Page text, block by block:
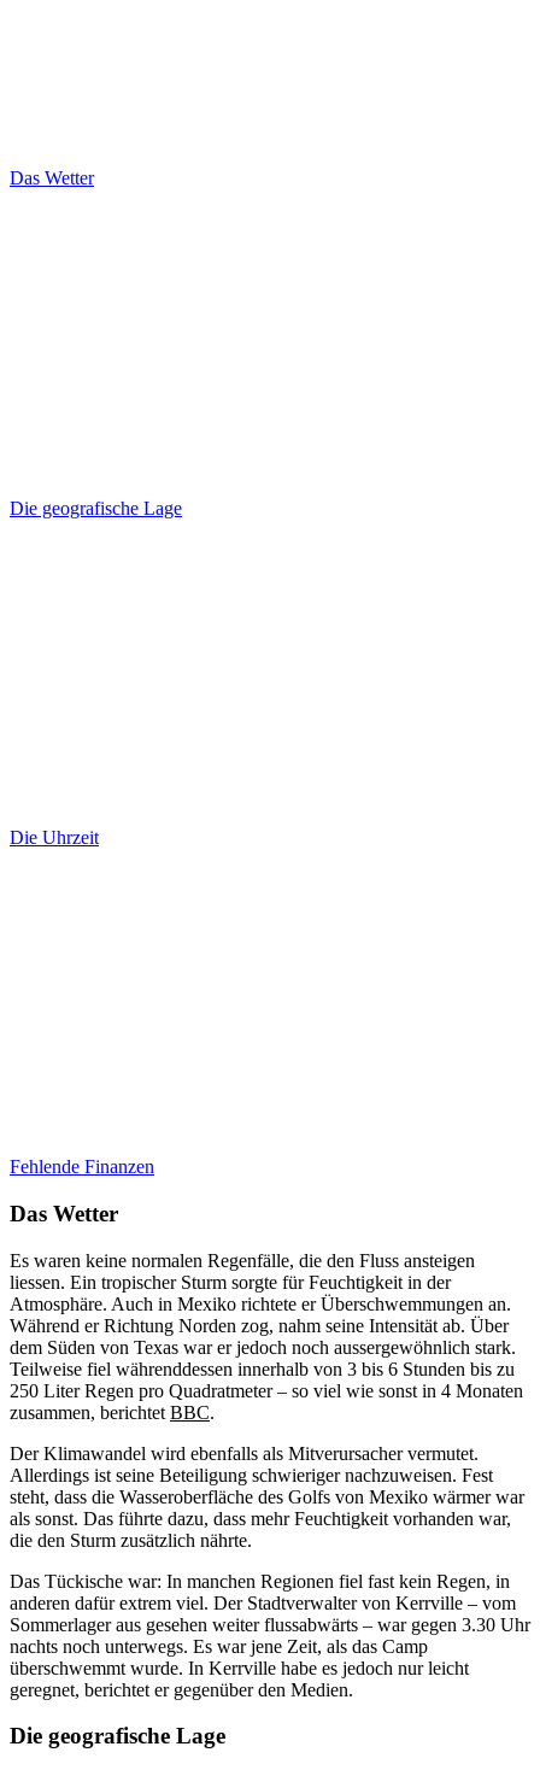
Das Wetter
Die geografische Lage
Die Uhrzeit
Fehlende Finanzen
Das Wetter
Es waren keine normalen Regenfälle, die den Fluss ansteigen
liessen. Ein tropischer Sturm sorgte für Feuchtigkeit in der
Atmosphäre. Auch in Mexiko richtete er Überschwemmungen an.
Während er Richtung Norden zog, nahm seine Intensität ab. Über
dem Süden von Texas war er jedoch noch aussergewöhnlich stark.
Teilweise fiel währenddessen innerhalb von 3 bis 6 Stunden bis zu
250 Liter Regen pro Quadratmeter – so viel wie sonst in 4 Monaten
zusammen, berichtet BBC.
Der Klimawandel wird ebenfalls als Mitverursacher vermutet.
Allerdings ist seine Beteiligung schwieriger nachzuweisen. Fest
steht, dass die Wasseroberfläche des Golfs von Mexiko wärmer war
als sonst. Das führte dazu, dass mehr Feuchtigkeit vorhanden war,
die den Sturm zusätzlich nährte.
Das Tückische war: In manchen Regionen fiel fast kein Regen, in
anderen dafür extrem viel. Der Stadtverwalter von Kerrville – vom
Sommerlager aus gesehen weiter flussabwärts – war gegen 3.30 Uhr
nachts noch unterwegs. Es war jene Zeit, als das Camp
überschwemmt wurde. In Kerrville habe es jedoch nur leicht
geregnet, berichtet er gegenüber den Medien.
Die geografische Lage